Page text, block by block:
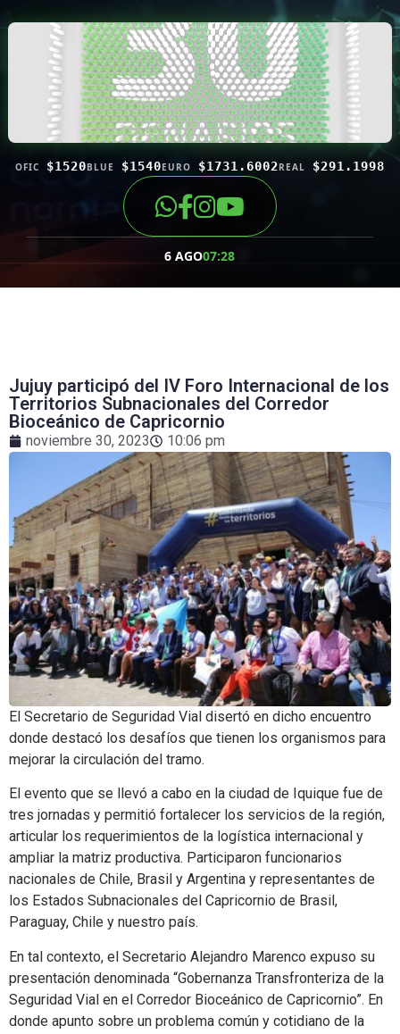
OFIC $1520BLUE $1540EURO $1731.6002REAL $291.1998
6 AGO07:28
Jujuy participó del IV Foro Internacional de los
Territorios Subnacionales del Corredor
Bioceánico de Capricornio
noviembre 30, 2023 10:06 pm
El Secretario de Seguridad Vial disertó en dicho encuentro
donde destacó los desafíos que tienen los organismos para
mejorar la circulación del tramo.
El evento que se llevó a cabo en la ciudad de Iquique fue de
tres jornadas y permitió fortalecer los servicios de la región,
articular los requerimientos de la logística internacional y
ampliar la matriz productiva. Participaron funcionarios
nacionales de Chile, Brasil y Argentina y representantes de
los Estados Subnacionales del Capricornio de Brasil,
Paraguay, Chile y nuestro país.
En tal contexto, el Secretario Alejandro Marenco expuso su
presentación denominada “Gobernanza Transfronteriza de la
Seguridad Vial en el Corredor Bioceánico de Capricornio”. En
donde apunto sobre un problema común y cotidiano de la